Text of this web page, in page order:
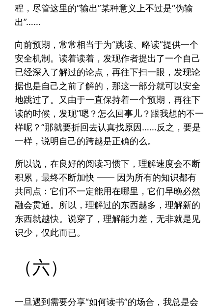
程，尽管这里的“输出”某种意义上不过是“伪输
出”……
向前预期，常常相当于为“跳读、略读”提供一个
安全机制。读着读着，发现作者提出了一个自己
已经深入了解过的论点，再往下扫一眼，发现论
据也是自己之前了解的，那这一部分就可以安全
地跳过了。又由于一直保持着一个预期，再往下
读的时候，发现“嗯？怎么回事儿？跟我想的不一
样呢？”那就要折回去认真找原因……反之，要是
一样，说明自己的跨越是正确的么。
所以说，在良好的阅读习惯下，理解速度会不断
积累，最终不断加快 —— 因为所有的知识都有
共同点：它们不一定能用在哪里，它们早晚必然
融会贯通。所以，理解过的东西越多，理解新的
东西就越快。说穿了，理解能力差，无非就是见
识少，仅此而已。
（六）
一旦遇到需要分享“如何读书”的场合，我总是会